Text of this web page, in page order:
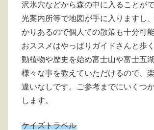
沢氷穴などから森の中に入ることが
光案内所等で地図が手に入りますし
かりあるので個人での散策も十分可能
おススメはやっぱりガイドさんと歩
動植物や歴史を始め富士山や富士五
様々な事を教えていただけるので、
違いなしです。ご参考までにいくつ
します。
ケイズトラベル